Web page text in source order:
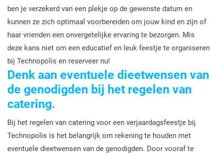
ben je verzekerd van een plekje op de gewenste datum en
kunnen ze zich optimaal voorbereiden om jouw kind en zijn of
haar vrienden een onvergetelijke ervaring te bezorgen. Mis
deze kans niet om een educatief en leuk feestje te organiseren
bij Technopolis en reserveer nu!
Denk aan eventuele dieetwensen van
de genodigden bij het regelen van
catering.
Bij het regelen van catering voor een verjaardagsfeestje bij
Technopolis is het belangrijk om rekening te houden met
eventuele dieetwensen van de genodigden. Door vooraf te